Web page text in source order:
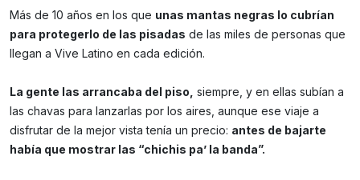
Más de 10 años en los que unas mantas negras lo cubrían
para protegerlo de las pisadas de las miles de personas que
llegan a Vive Latino en cada edición.
La gente las arrancaba del piso, siempre, y en ellas subían a
las chavas para lanzarlas por los aires, aunque ese viaje a
disfrutar de la mejor vista tenía un precio: antes de bajarte
había que mostrar las “chichis pa’ la banda”.